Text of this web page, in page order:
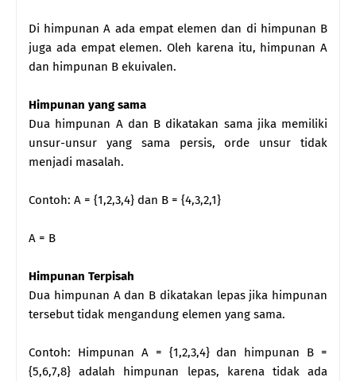
Di himpunan A ada empat elemen dan di himpunan B
juga ada empat elemen. Oleh karena itu, himpunan A
dan himpunan B ekuivalen.
Himpunan yang sama
Dua himpunan A dan B dikatakan sama jika memiliki
unsur-unsur yang sama persis, orde unsur tidak
menjadi masalah.
Contoh: A = {1,2,3,4} dan B = {4,3,2,1}
A = B
Himpunan Terpisah
Dua himpunan A dan B dikatakan lepas jika himpunan
tersebut tidak mengandung elemen yang sama.
Contoh: Himpunan A = {1,2,3,4} dan himpunan B =
{5,6,7,8} adalah himpunan lepas, karena tidak ada